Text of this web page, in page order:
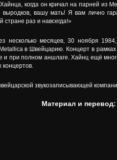
когда он кричал на парней из
выродков, вашу мать! Я вам лично
раз и навсегда!»
несколько месяцев, 30 ноября
в Швейцарию. Концерт в рамках
и при полном аншлаге. Хайнц ещё
концертов.
звукозаписывающей
Материал и перевод: